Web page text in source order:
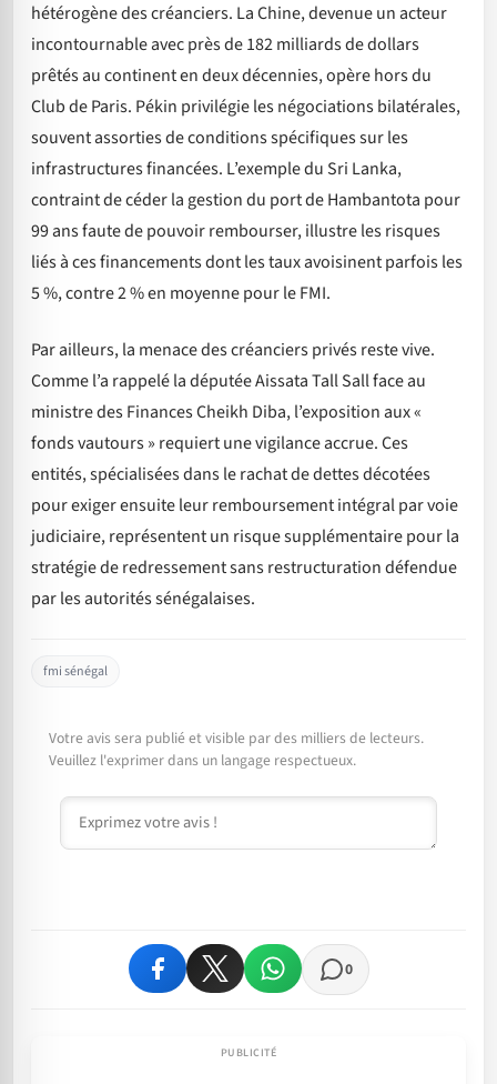
hétérogène des créanciers. La Chine, devenue un acteur
incontournable avec près de 182 milliards de dollars
prêtés au continent en deux décennies, opère hors du
Club de Paris. Pékin privilégie les négociations bilatérales,
souvent assorties de conditions spécifiques sur les
infrastructures financées. L’exemple du Sri Lanka,
contraint de céder la gestion du port de Hambantota pour
99 ans faute de pouvoir rembourser, illustre les risques
liés à ces financements dont les taux avoisinent parfois les
5 %, contre 2 % en moyenne pour le FMI.
Par ailleurs, la menace des créanciers privés reste vive.
Comme l’a rappelé la députée Aissata Tall Sall face au
ministre des Finances Cheikh Diba, l’exposition aux «
fonds vautours » requiert une vigilance accrue. Ces
entités, spécialisées dans le rachat de dettes décotées
pour exiger ensuite leur remboursement intégral par voie
judiciaire, représentent un risque supplémentaire pour la
stratégie de redressement sans restructuration défendue
par les autorités sénégalaises.
fmi sénégal
Votre avis sera publié et visible par des milliers de lecteurs.
Veuillez l'exprimer dans un langage respectueux.
Commentaire
0